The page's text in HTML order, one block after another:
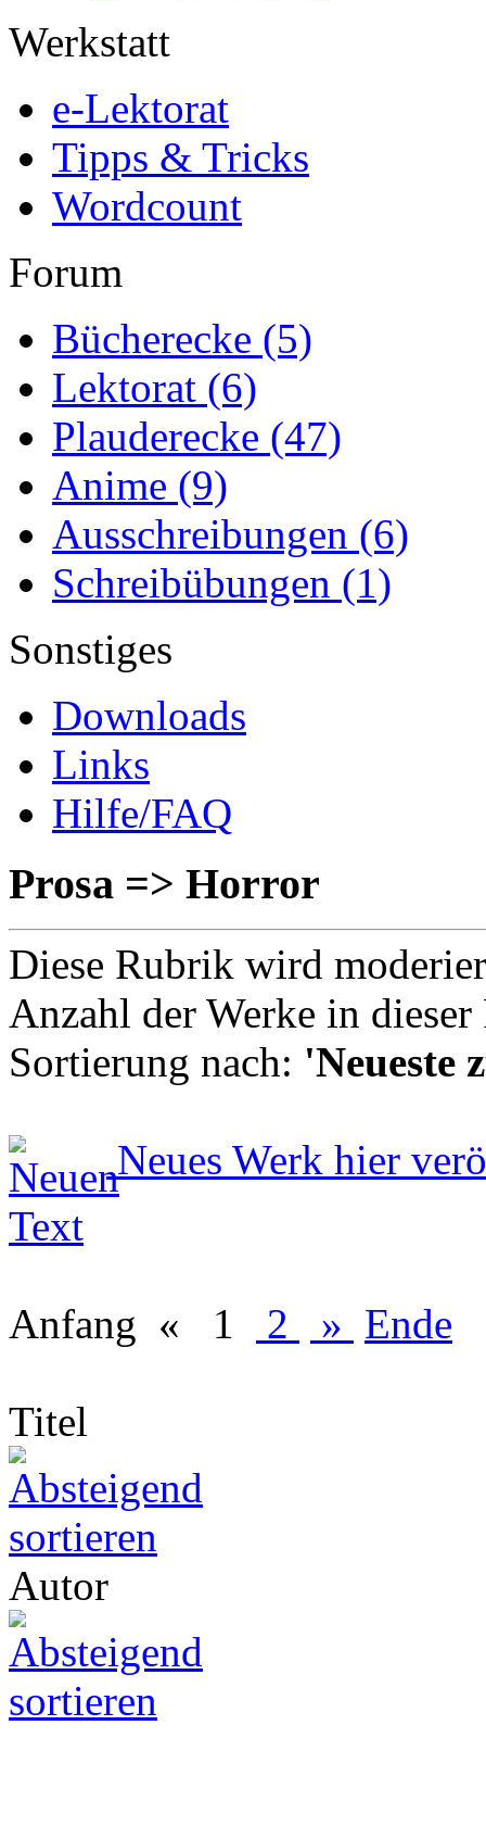
Werkstatt
e-Lektorat
Tipps & Tricks
Wordcount
Forum
Bücherecke (5)
Lektorat (6)
Plauderecke (47)
Anime (9)
Ausschreibungen (6)
Schreibübungen (1)
Sonstiges
Downloads
Links
Hilfe/FAQ
Prosa => Horror
Diese Rubrik wird
Anzahl der Werke in
Sortierung nach: 'Neueste
Neues Werk hier
Anfang « 1 2 » Ende
Titel
Autor